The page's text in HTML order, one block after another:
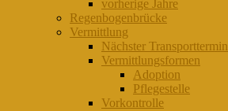
vorherige Jahre
Regenbogenbrücke
Vermittlung
Nächster Transporttermin
Vermittlungsformen
Adoption
Pflegestelle
Vorkontrolle